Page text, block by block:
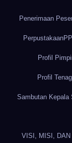
Penerimaan
Perpustakaan
Profil
Profil
Sambutan Kepala
VISI, MISI, DAN